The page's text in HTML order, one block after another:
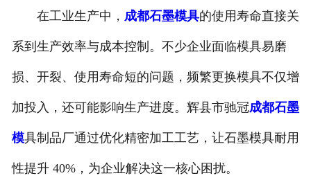
联系我们
在工业生产中， 成都石墨模具的使用寿命直接关
系到生产效率与成本控制。不少企业面临模具易磨
损、开裂、使用寿命短的问题，频繁更换模具不仅增
加投入，还可能影响生产进度。辉县市驰冠成都石墨
模具制品厂通过优化精密加工工艺，让石墨模具耐用
性提升 40%，为企业解决这一核心困扰。